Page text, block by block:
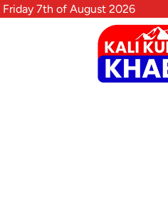
Friday 7th of August 2026